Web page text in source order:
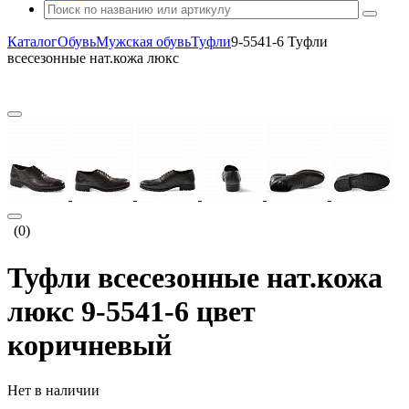
КаталогОбувьМужская обувьТуфли9-5541-6 Туфли
всесезонные нат.кожа люкс
(0)
Туфли всесезонные нат.кожа
люкс 9-5541-6 цвет
коричневый
Нет в наличии